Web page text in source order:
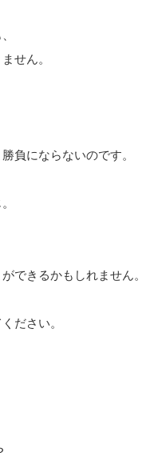
せん。
負にならないのです。
できるかもしれません
ださい。